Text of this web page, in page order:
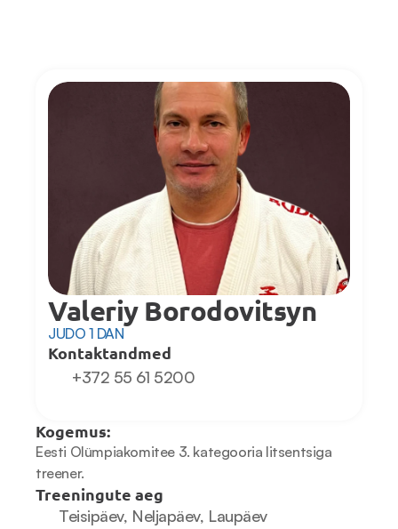
Valeriy Borodovitsyn
JUDO 1 DAN
Kontaktandmed
+372 55 61 5200
Kogemus:
Eesti Olümpiakomitee 3. kategooria litsentsiga
treener.
Treeningute aeg
Teisipäev, Neljapäev, Laupäev